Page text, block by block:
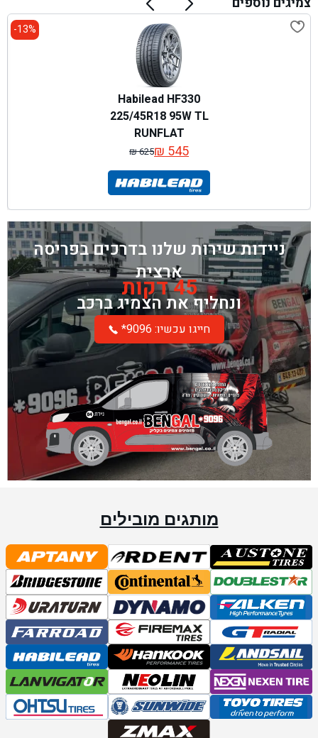
13%-
Habilead HF330
225/45R18 95W TL
RUNFLAT
₪625
המחיר
המקורי
היה:
₪ 625.
₪545 המחיר
הנוכחי
הוא:
₪ 545.
ניידות שירות שלנו בדרכים בפריסה
ארצית
45 דקות
ונחליף את הצמיג ברכב
*חייגו עכשיו: 9096
מותגים מובילים